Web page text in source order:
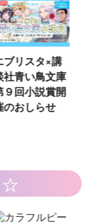
ブリスタ×講
社青い鳥文庫
９回小説賞開
のおしらせ
☆